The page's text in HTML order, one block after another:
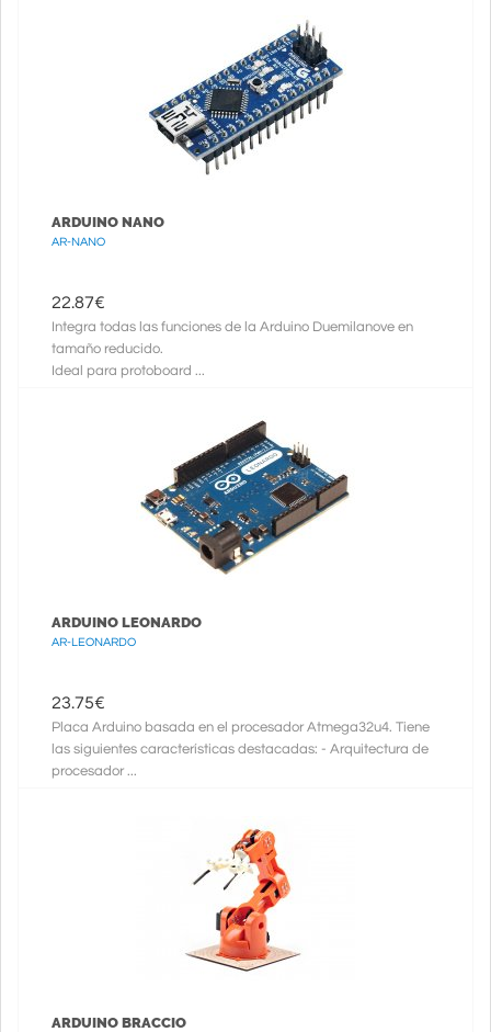
ARDUINO NANO
AR-NANO
22.87€
Integra todas las funciones de la Arduino Duemilanove en
tamaño reducido.
Ideal para protoboard ...
ARDUINO LEONARDO
AR-LEONARDO
23.75€
Placa Arduino basada en el procesador Atmega32u4. Tiene
las siguientes características destacadas: - Arquitectura de
procesador ...
ARDUINO BRACCIO